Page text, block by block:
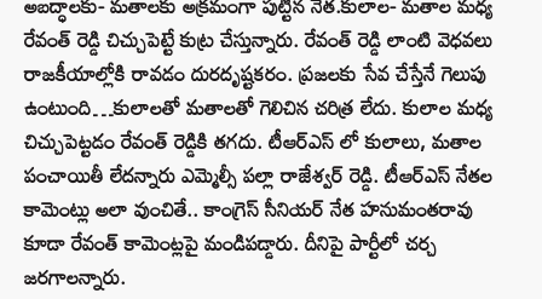
రేవంత్ రెడ్డి చిచ్చుపెట్టే కుట్ర చేస్తున్నారు. రేవంత్ రెడ్డి లాంటి వెధవలు
రాజకీయాల్లోకి రావడం దురదృష్టకరం. ప్రజలకు సేవ చేస్తేనే గెలుపు
ఉంటుంది…కులాలతో మతాలతో గెలిచిన చరిత్ర లేదు. కులాల మధ్య
చిచ్చుపెట్టడం రేవంత్ రెడ్డికి తగదు. టీఆర్‌ఎస్ లో కులాలు, మతాల
పంచాయితీ లేదన్నారు ఎమ్మెల్సీ పల్లా రాజేశ్వర్ రెడ్డి. టీఆర్ఎస్ నేతల
కామెంట్లు అలా వుంచితే.. కాంగ్రెస్ సీనియర్ నేత హనుమంతరావు
కూడా రేవంత్ కామెంట్లపై మండిపడ్డారు. దీనిపై పార్టీలో చర్చ
జరగాలన్నారు.